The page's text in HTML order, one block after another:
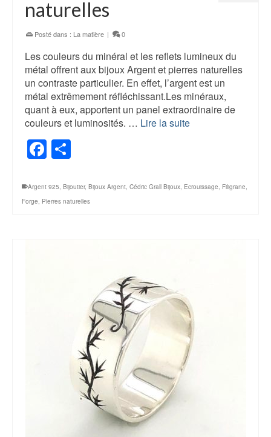
naturelles
Posté dans : La matière | 0
Les couleurs du minéral et les reflets lumineux du
métal offrent aux bijoux Argent et pierres naturelles
un contraste particulier. En effet, l’argent est un
métal extrêmement réfléchissant.Les minéraux,
quant à eux, apportent un panel extraordinaire de
couleurs et luminosités. … Lire la suite
Facebook
Argent 925, Bijoutier, Bijoux Argent, Cédric Grall Bijoux, Ecrouissage, Filigrane,
Forge, Pierres naturelles